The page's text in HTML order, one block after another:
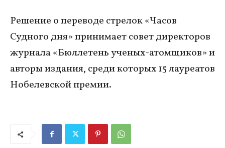
Решение о переводе стрелок «Часов
Судного дня» принимает совет директоров
журнала «Бюллетень ученых-атомщиков» и
авторы издания, среди которых 15 лауреатов
Нобелевской премии.